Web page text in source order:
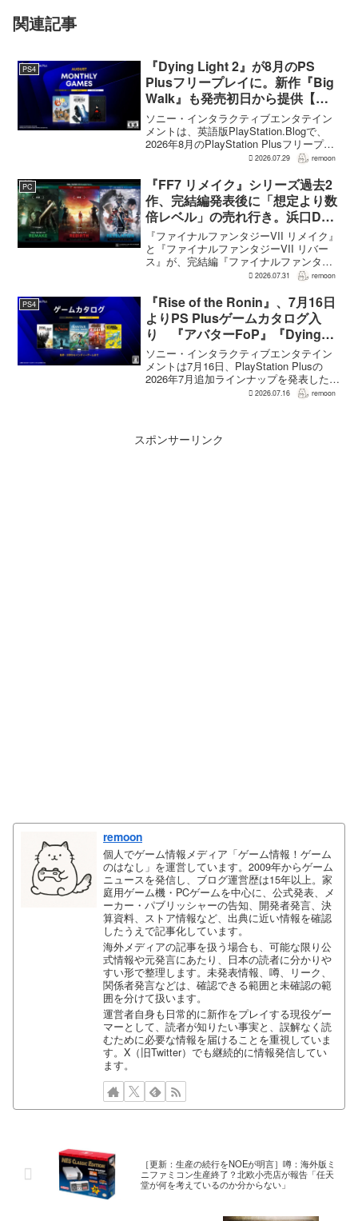
関連記事
PS4
『Dying Light 2』が8月のPS
Plusフリープレイに。新作『Big
Walk』も発売初日から提供【海
外発表】
ソニー・インタラクティブエンタテイン
メントは、英語版PlayStation.Blogで、
2026年8月のPlayStation Plusフリープレ
イとして『Dying Light 2 Stay Human:
2026.07.29 remoon
PC
『FF7 リメイク』シリーズ過去2
作、完結編発表後に「想定より数
倍レベル」の売れ行き。浜口Dが
明かす
『ファイナルファンタジーVII リメイク』
と『ファイナルファンタジーVII リバー
ス』が、完結編『ファイナルファンタジ
ーVII リベレーション』の発表後、「我々
ると、シリーズディレクターの浜口直樹
氏がAU...
2026.07.31 remoon
PS4
『Rise of the Ronin』、7月16日
よりPS Plusゲームカタログ入
り 『アバターFoP』『Dying
Light』なども順次配信
ソニー・インタラクティブエンタテイン
メントは7月16日、PlayStation Plusの
2026年7月追加ラインナップを発表した。
幕末の日本を舞台とするTeam NINJAのオ
2026.07.16 remoon
スポンサーリンク
remoon
個人でゲーム情報メディア「ゲーム情報！ゲーム
のはなし」を運営しています。2009年からゲーム
ニュースを発信し、ブログ運営歴は15年以上。家
庭用ゲーム機・PCゲームを中心に、公式発表、メ
ーカー・パブリッシャーの告知、開発者発言、決
算資料、ストア情報など、出典に近い情報を確認
したうえで記事化しています。
海外メディアの記事を扱う場合も、可能な限り公
式情報や元発言にあたり、日本の読者に分かりや
すい形で整理します。未発表情報、噂、リーク、
関係者発言などは、確認できる範囲と未確認の範
囲を分けて扱います。
運営者自身も日常的に新作をプレイする現役ゲー
マーとして、読者が知りたい事実と、誤解なく読
むために必要な情報を届けることを重視していま
す。X（旧Twitter）でも継続的に情報発信してい
ます。
［更新：生産の続行をNOEが明言］噂：海外版ミ
ニファミコン生産終了？北欧小売店が報告「任天
堂が何を考えているのか分からない」